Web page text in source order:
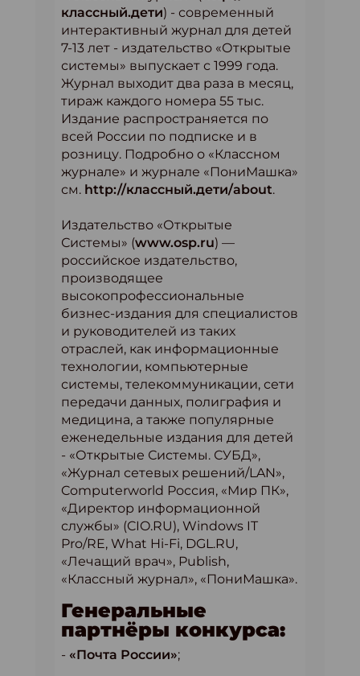
классный.дети) - современный
интерактивный журнал для детей
7-13 лет - издательство «Открытые
системы» выпускает с 1999 года.
Журнал выходит два раза в месяц,
тираж каждого номера 55 тыс.
Издание распространяется по
всей России по подписке и в
розницу. Подробно о «Классном
журнале» и журнале «ПониМашка»
см. http://классный.дети/about.
Издательство «Открытые
Системы» (www.osp.ru) —
российское издательство,
производящее
высокопрофессиональные
бизнес-издания для специалистов
и руководителей из таких
отраслей, как информационные
технологии, компьютерные
системы, телекоммуникации, сети
передачи данных, полиграфия и
медицина, а также популярные
еженедельные издания для детей
- «Открытые Системы. СУБД»,
«Журнал сетевых решений/LAN»,
Computerworld Россия, «Мир ПК»,
«Директор информационной
службы» (CIO.RU), Windows IT
Pro/RE, What Hi-Fi, DGL.RU,
«Лечащий врач», Publish,
«Классный журнал», «ПониМашка».
Генеральные
партнёры конкурса:
- «Почта России»;